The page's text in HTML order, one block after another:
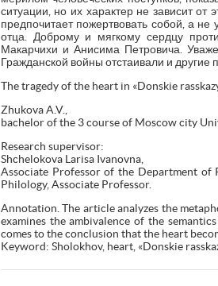
ситуации, но их характер не зависит
предпочитает пожертвовать собой, а
отца. Доброму и мягкому сердцу
Макарчихи и Анисима Петровича.
Гражданской войны отстаивали и другие
The tragedy of the heart in «Donskie
Zhukova A.V.,
bachelor of the 3 course of Moscow city
Research supervisor:
Shchelokova Larisa Ivanovna,
Associate Professor of the Department
Philology, Associate Professor.
Annotation. The article analyzes the
examines the ambivalence of the
comes to the conclusion that the heart
Keyword: Sholokhov, heart, «Donskie